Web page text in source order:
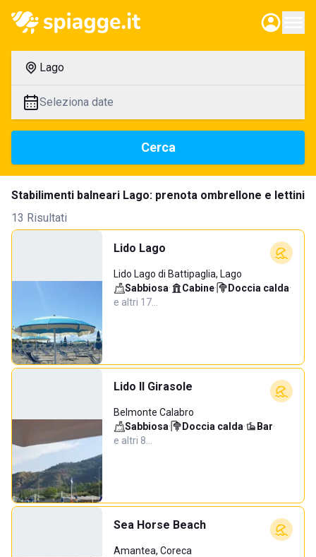
Lago
Seleziona date
Cerca
Stabilimenti balneari Lago: prenota ombrellone e lettini
13 Risultati
Lido Lago
Lido Lago di Battipaglia, Lago
Sabbiosa· Cabine· Doccia calda·
e altri 17…
Lido Il Girasole
Belmonte Calabro
Sabbiosa· Doccia calda· Bar·
e altri 8…
Sea Horse Beach
Amantea, Coreca